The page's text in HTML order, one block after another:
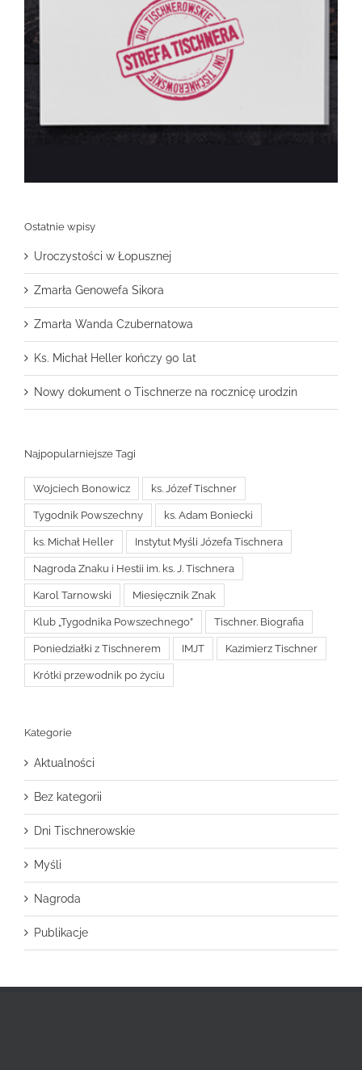
Ostatnie wpisy
Uroczystości w Łopusznej
Zmarła Genowefa Sikora
Zmarła Wanda Czubernatowa
Ks. Michał Heller kończy 90 lat
Nowy dokument o Tischnerze na rocznicę urodzin
Najpopularniejsze Tagi
Wojciech Bonowicz ks. Józef Tischner
Tygodnik Powszechny ks. Adam Boniecki
ks. Michał Heller Instytut Myśli Józefa Tischnera
Nagroda Znaku i Hestii im. ks. J. Tischnera
Karol Tarnowski Miesięcznik Znak
Klub „Tygodnika Powszechnego” Tischner. Biografia
Poniedziałki z Tischnerem IMJT Kazimierz Tischner
Krótki przewodnik po życiu
Kategorie
Aktualności
Bez kategorii
Dni Tischnerowskie
Myśli
Nagroda
Publikacje